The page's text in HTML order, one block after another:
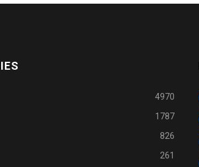
4970
1787
826
261